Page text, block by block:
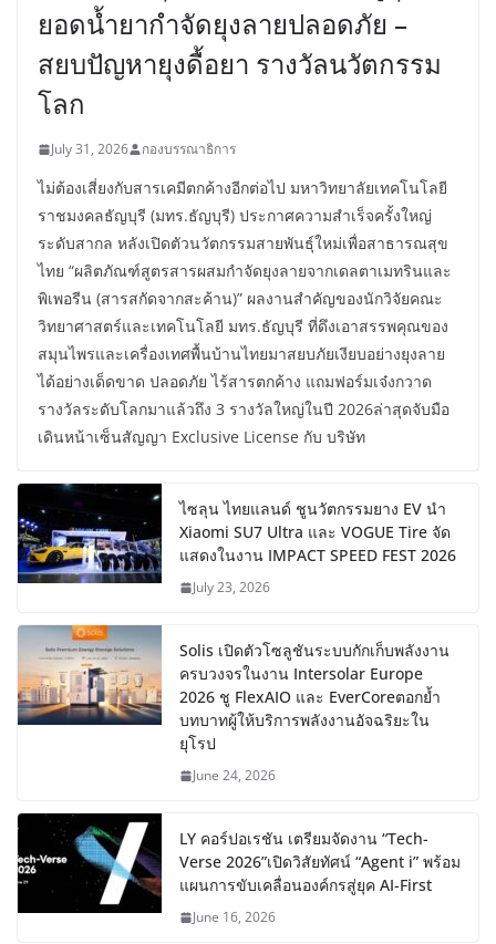
ยอดน้ำยากำจัดยุงลายปลอดภัย –
สยบปัญหายุงดื้อยา รางวัลนวัตกรรม
โลก
July 31, 2026 กองบรรณาธิการ
ไม่ต้องเสี่ยงกับสารเคมีตกค้างอีกต่อไป มหาวิทยาลัยเทคโนโลยี
ราชมงคลธัญบุรี (มทร.ธัญบุรี) ประกาศความสำเร็จครั้งใหญ่
ระดับสากล หลังเปิดตัวนวัตกรรมสายพันธุ์ใหม่เพื่อสาธารณสุข
ไทย “ผลิตภัณฑ์สูตรสารผสมกำจัดยุงลายจากเดลตาเมทรินและ
พิเพอรีน (สารสกัดจากสะค้าน)” ผลงานสำคัญของนักวิจัยคณะ
วิทยาศาสตร์และเทคโนโลยี มทร.ธัญบุรี ที่ดึงเอาสรรพคุณของ
สมุนไพรและเครื่องเทศพื้นบ้านไทยมาสยบภัยเงียบอย่างยุงลาย
ได้อย่างเด็ดขาด ปลอดภัย ไร้สารตกค้าง แถมฟอร์มเจ๋งกวาด
รางวัลระดับโลกมาแล้วถึง 3 รางวัลใหญ่ในปี 2026ล่าสุดจับมือ
เดินหน้าเซ็นสัญญา Exclusive License กับ บริษัท
ไซลุน ไทยแลนด์ ชูนวัตกรรมยาง EV นำ
Xiaomi SU7 Ultra และ VOGUE Tire จัด
แสดงในงาน IMPACT SPEED FEST 2026
July 23, 2026
Solis เปิดตัวโซลูชันระบบกักเก็บพลังงาน
ครบวงจรในงาน Intersolar Europe
2026 ชู FlexAIO และ EverCoreตอกย้ำ
บทบาทผู้ให้บริการพลังงานอัจฉริยะใน
ยุโรป
June 24, 2026
LY คอร์ปอเรชัน เตรียมจัดงาน “Tech-
Verse 2026”เปิดวิสัยทัศน์ “Agent i” พร้อม
แผนการขับเคลื่อนองค์กรสู่ยุค AI-First
June 16, 2026